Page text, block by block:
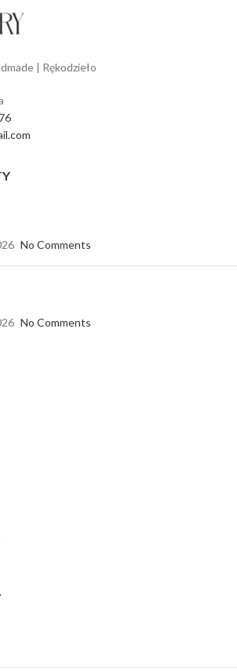
| Rękodzieło
No Comments
No Comments